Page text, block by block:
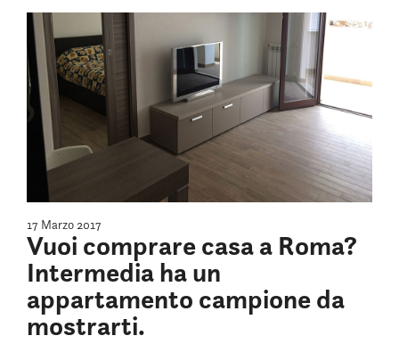
17 Marzo 2017
Vuoi comprare casa a Roma?
Intermedia ha un
appartamento campione da
mostrarti.